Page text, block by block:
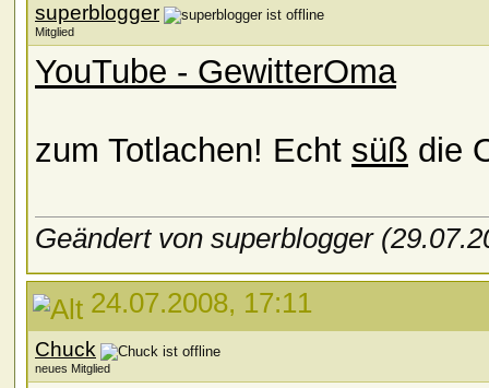
superblogger
Mitglied
YouTube - GewitterOma
zum Totlachen! Echt süß die
Geändert von superblogger
24.07.2008, 17:11
Chuck
neues Mitglied